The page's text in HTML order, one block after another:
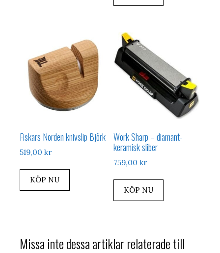
Fiskars Norden knivslip Björk
519,00 kr
KÖP NU
Work Sharp – diamant-
keramisk sliber
759,00kr
KÖP NU
Missa inte dessa artiklar relaterade till